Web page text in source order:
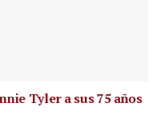
Tyler a sus 75 años